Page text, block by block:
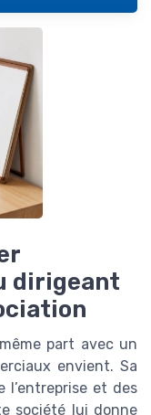
dirigeant
part avec un
envient. Sa
l’entreprise et des
société lui donne